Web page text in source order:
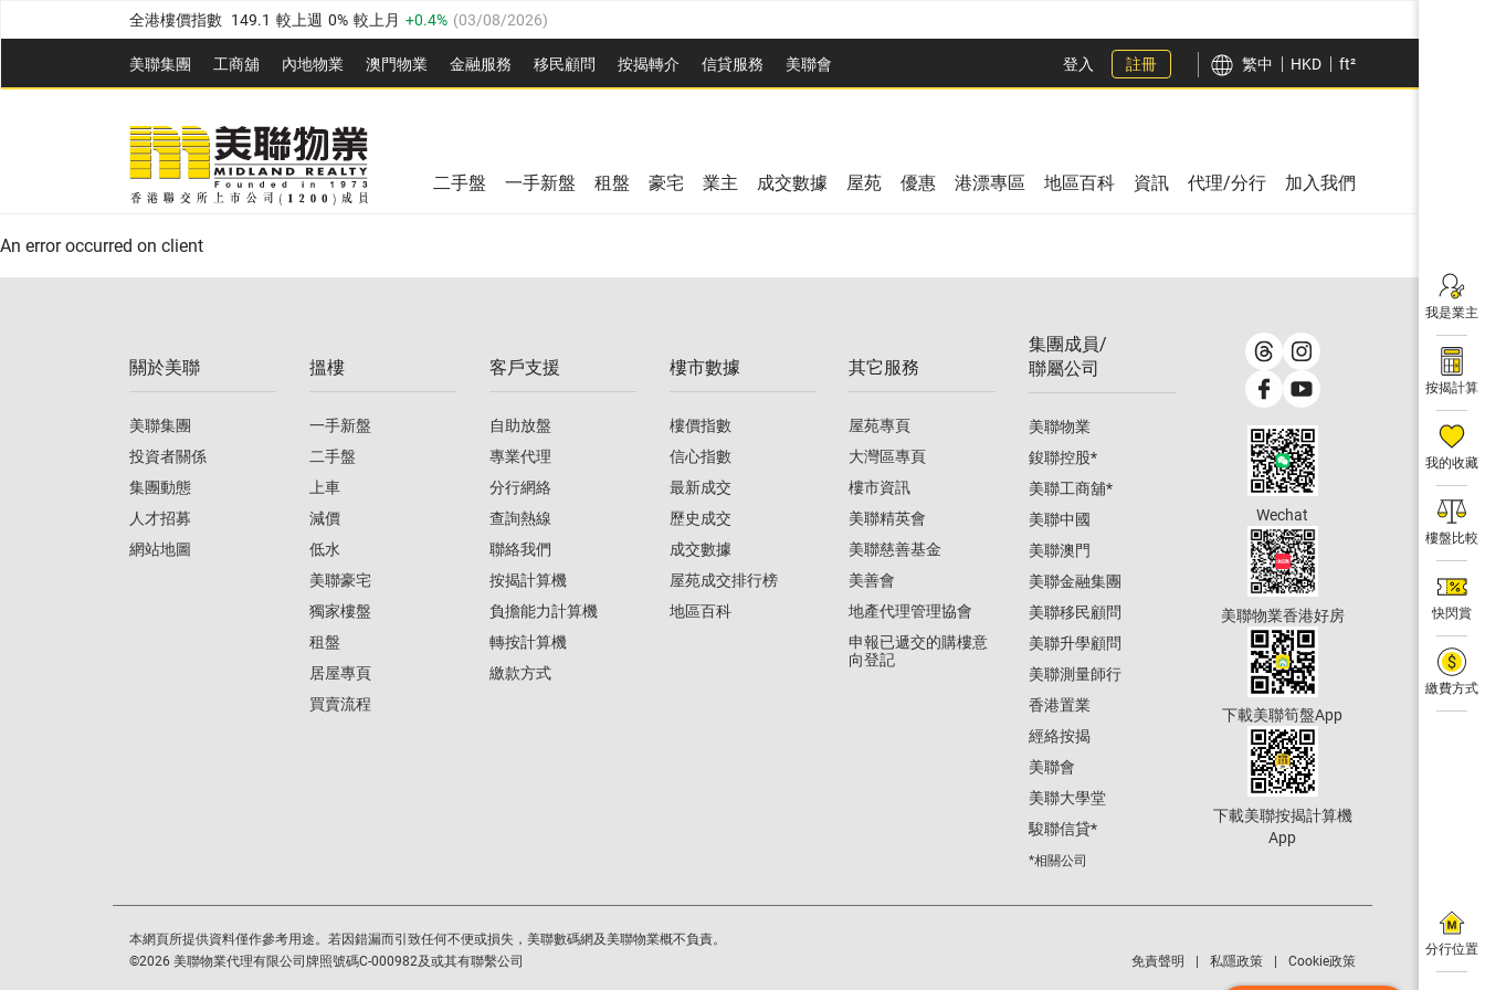
全港樓價指數 149.1 較上週 0% 較上月 0.4% (03/08/2026)
港島樓價指數 157.4 較上週 -0.3% 較上月 -0.8% (03/08/2026)
九龍樓價指數 156.4 較上週 -0.1% 較上月 0.3% (03/08/2026)
新界樓價指數 134.8 較上週 0.1%
美聯信心指數 77.1 較上週 0.7% 較上月 ( 03/08/2026
美聯集團 工商舖 內地物業 澳門物業 金融服務 移民顧問 按揭轉介 信貸服務 美聯會
全港樓價指數 149.1 較上週 0% 較上月
美聯信心指數 較上週 0.7% 03/08/2026)
登入 註冊 繁中 HKD ft²
我是業主
按揭計算
我的收藏
樓盤比較
快閃賞
繳費方式
分行位置
二手盤 一手新盤 租盤 豪宅 業主 成交數據 屋苑 優惠 港漂專區 地區百科 資訊 代理/分行 加入我們
An error occurred on client
關於美聯
美聯集團
投資者關係
集團動態
人才招募
網站地圖
搵樓
一手新盤
二手盤
上車
減價
低水
美聯豪宅
獨家樓盤
租盤
居屋專頁
買賣流程
客戶支援
自助放盤
專業代理
分行網絡
查詢熱線
聯絡我們
按揭計算機
負擔能力計算機
轉按計算機
繳款方式
樓市數據
樓價指數
信心指數
最新成交
歷史成交
成交數據
屋苑成交排行榜
地區百科
其它服務
屋苑專頁
大灣區專頁
樓市資訊
美聯精英會
美聯慈善基金
美善會
地產代理管理協會
申報已遞交的購樓意
向登記
集團成員/
聯屬公司
美聯物業
鋑聯控股*
美聯工商舖*
美聯中國
美聯澳門
美聯金融集團
美聯移民顧問
美聯升學顧問
美聯測量師行
香港置業
經絡按揭
美聯會
美聯大學堂
駿聯信貸*
*相關公司
Wechat
美聯物業香港好房
下載美聯筍盤App
下載美聯按揭計算機
App
本網頁所提供資料僅作參考用途。若因錯漏而引致任何不便或損失，美聯數碼網及美聯物業概不負責。
©2026 美聯物業代理有限公司牌照號碼C-000982及或其有聯繫公司 免責聲明 私隱政策 Cookie政策